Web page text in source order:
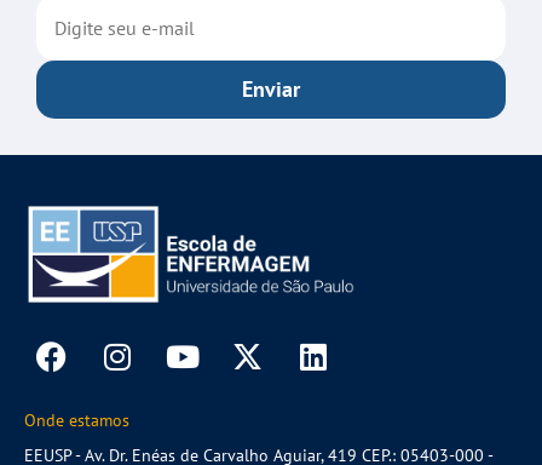
Enviar
Onde estamos
EEUSP - Av. Dr. Enéas de Carvalho Aguiar, 419 CEP.: 05403-000 -